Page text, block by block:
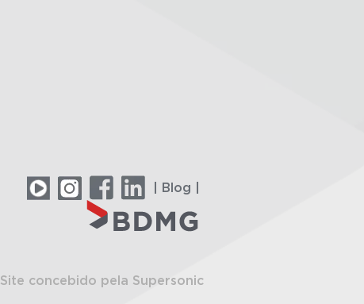
| Blog |
Site concebido pela Supersonic